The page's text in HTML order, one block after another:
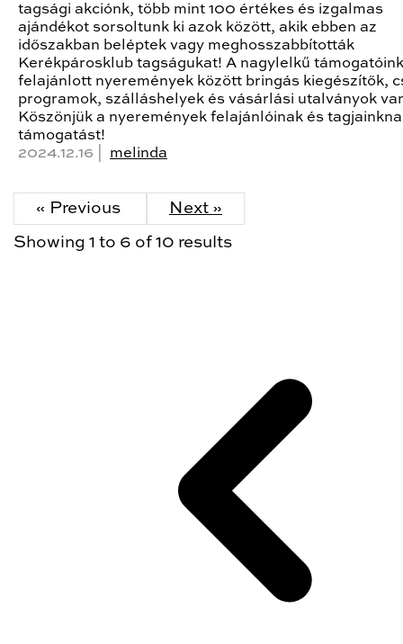
tagsági akciónk, több mint 100 értékes és izgalmas
ajándékot sorsoltunk ki azok között, akik ebben az
időszakban beléptek vagy meghosszabbították
Kerékpárosklub tagságukat! A nagylelkű
felajánlott nyeremények között bringás kiegészítők,
programok, szálláshelyek és vásárlási utalványok
Köszönjük a nyeremények felajánlóinak és
támogatást!
2024.12.16 | melinda
« Previous Next »
Showing 1 to 6 of 10 results